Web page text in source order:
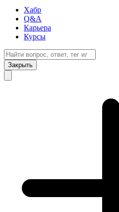
Хабр
Q&A
Карьера
Курсы
Закрыть